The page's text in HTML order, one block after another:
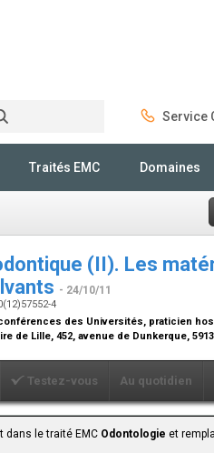
Service
Traités EMC Domaines
(II). Les
- 24/10/11
4
des Universités, praticien
de Lille, 452, avenue de Dunkerque,
Testez-vous Au quotidien
dans le traité EMC Odontologie et